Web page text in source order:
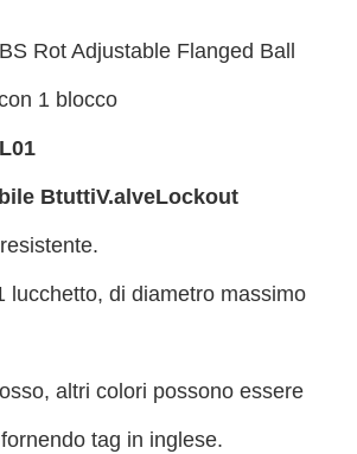
Rot Adjustable Flanged Ball
1 blocco
BtuttiV.alveLockout
lucchetto, di diametro massimo
altri colori possono essere
tag in inglese.